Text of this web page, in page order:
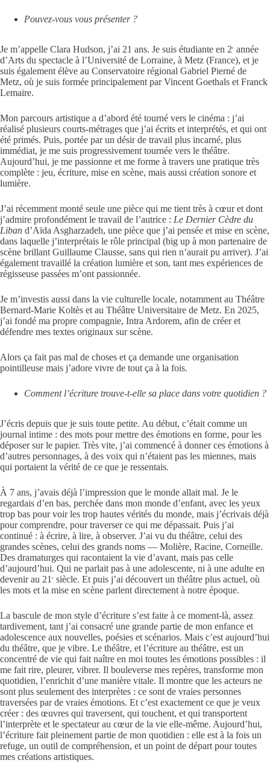
Pouvez-vous vous présenter ?
Je m’appelle Clara Hudson, j’ai 21 ans. Je suis étudiante en 2e année
d’Arts du spectacle à l’Université de Lorraine, à Metz (France), et je
suis également élève au Conservatoire régional Gabriel Pierné de
Metz, où je suis formée principalement par Vincent Goethals et Franck
Lemaire.
Mon parcours artistique a d’abord été tourné vers le cinéma : j’ai
réalisé plusieurs courts-métrages que j’ai écrits et interprétés, et qui ont
été primés. Puis, portée par un désir de travail plus incarné, plus
immédiat, je me suis progressivement tournée vers le théâtre.
Aujourd’hui, je me passionne et me forme à travers une pratique très
complète : jeu, écriture, mise en scène, mais aussi création sonore et
lumière.
J’ai récemment monté seule une pièce qui me tient très à cœur et dont
j’admire profondément le travail de l’autrice : Le Dernier Cèdre du
Liban d’Aïda Asgharzadeh, une pièce que j’ai pensée et mise en scène,
dans laquelle j’interprétais le rôle principal (big up à mon partenaire de
scène brillant Guillaume Clausse, sans qui rien n’aurait pu arriver). J’ai
également travaillé la création lumière et son, tant mes expériences de
régisseuse passées m’ont passionnée.
Je m’investis aussi dans la vie culturelle locale, notamment au Théâtre
Bernard-Marie Koltès et au Théâtre Universitaire de Metz. En 2025,
j’ai fondé ma propre compagnie, Intra Ardorem, afin de créer et
défendre mes textes originaux sur scène.
Alors ça fait pas mal de choses et ça demande une organisation
pointilleuse mais j’adore vivre de tout ça à la fois.
Comment l’écriture trouve-t-elle sa place dans votre quotidien ?
J’écris depuis que je suis toute petite. Au début, c’était comme un
journal intime : des mots pour mettre des émotions en forme, pour les
déposer sur le papier. Très vite, j’ai commencé à donner ces émotions à
d’autres personnages, à des voix qui n’étaient pas les miennes, mais
qui portaient la vérité de ce que je ressentais.
À 7 ans, j’avais déjà l’impression que le monde allait mal. Je le
regardais d’en bas, perchée dans mon monde d’enfant, avec les yeux
trop bas pour voir les trop hautes vérités du monde, mais j’écrivais déjà
pour comprendre, pour traverser ce qui me dépassait. Puis j’ai
continué : à écrire, à lire, à observer. J’ai vu du théâtre, celui des
grandes scènes, celui des grands noms — Molière, Racine, Corneille.
Des dramaturges qui racontaient la vie d’avant, mais pas celle
d’aujourd’hui. Qui ne parlait pas à une adolescente, ni à une adulte en
devenir au 21 e siècle. Et puis j’ai découvert un théâtre plus actuel, où
les mots et la mise en scène parlent directement à notre époque.
La bascule de mon style d’écriture s’est faite à ce moment-là, assez
tardivement, tant j’ai consacré une grande partie de mon enfance et
adolescence aux nouvelles, poésies et scénarios. Mais c’est aujourd’hui
du théâtre, que je vibre. Le théâtre, et l’écriture au théâtre, est un
concentré de vie qui fait naître en moi toutes les émotions possibles : il
me fait rire, pleurer, vibrer. Il bouleverse mes repères, transforme mon
quotidien, l’enrichit d’une manière vitale. Il montre que les acteurs ne
sont plus seulement des interprètes : ce sont de vraies personnes
traversées par de vraies émotions. Et c’est exactement ce que je veux
créer : des œuvres qui traversent, qui touchent, et qui transportent
l’interprète et le spectateur au cœur de la vie elle-même. Aujourd’hui,
l’écriture fait pleinement partie de mon quotidien : elle est à la fois un
refuge, un outil de compréhension, et un point de départ pour toutes
mes créations artistiques.